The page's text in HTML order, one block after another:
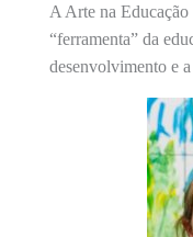
A Arte na
“ferramenta” da
desenvolvimento e